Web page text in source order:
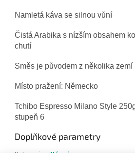
Namletá káva se silnou vůní
Čistá Arabika s nízším obsahem
chutí
Směs je původem z několika zemí
Místo pražení: Německo
Tchibo Espresso Milano Style
stupeň 6
Doplňkové parametry